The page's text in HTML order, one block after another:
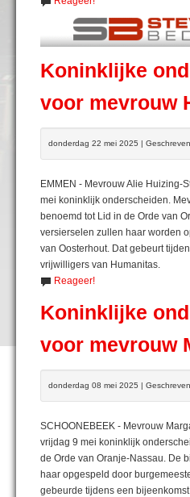
Koninklijke
voor mevrouw
donderdag 22 mei 2025 |
EMMEN - Mevrouw Alie Huizing-
mei koninklijk onderscheiden.
benoemd tot Lid in de Orde van
versierselen zullen haar worden
van Oosterhout. Dat gebeurt
vrijwilligers van Humanitas.
Reageer!
Koninklijke
voor mevrouw
donderdag 08 mei 2025 |
SCHOONEBEEK - Mevrouw
vrijdag 9 mei koninklijk
de Orde van Oranje-Nassau. De
haar opgespeld door
gebeurde tijdens een